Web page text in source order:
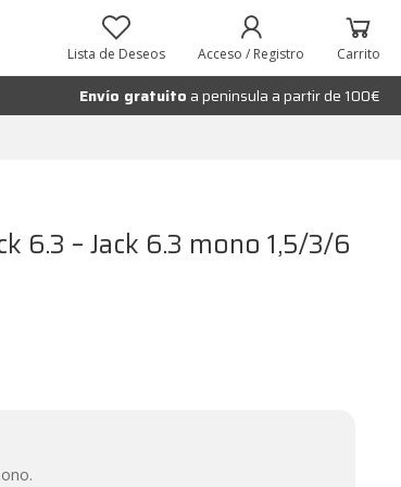
Lista de Deseos Acceso / Registro Carrito
Envío gratuito a peninsula a partir de 100€
6.3 – Jack 6.3 mono 1,5/3/6
Añadir al carrito